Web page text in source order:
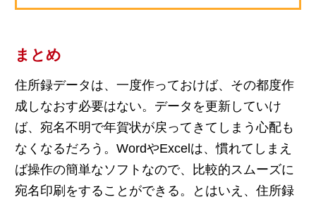
まとめ
住所録データは、一度作っておけば、その都度作
成しなおす必要はない。データを更新していけ
ば、宛名不明で年賀状が戻ってきてしまう心配も
なくなるだろう。WordやExcelは、慣れてしまえ
ば操作の簡単なソフトなので、比較的スムーズに
宛名印刷をすることができる。とはいえ、住所録